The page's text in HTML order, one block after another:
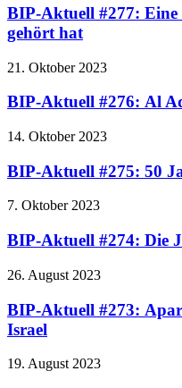
BIP-Aktuell #277: Eine
gehört hat
21. Oktober 2023
BIP-Aktuell #276: Al
14. Oktober 2023
BIP-Aktuell #275: 50
7. Oktober 2023
BIP-Aktuell #274: Die
26. August 2023
BIP-Aktuell #273:
Israel
19. August 2023